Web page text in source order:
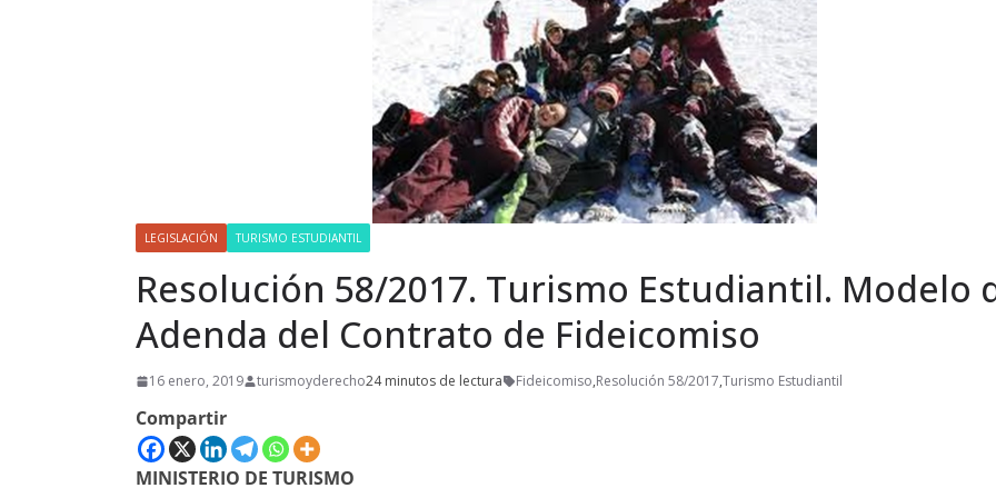
LEGISLACIÓN TURISMO ESTUDIANTIL
Resolución 58/2017. Turismo Estudiantil. Modelo
Adenda del Contrato de Fideicomiso
16 enero, 2019 turismoyderecho24 minutos de lectura Fideicomiso,Resolución 58/2017,Turismo Estudiantil
Compartir
MINISTERIO DE TURISMO